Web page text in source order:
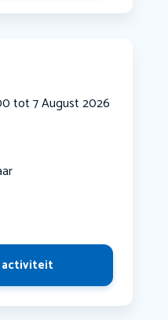
tot 7 August 2026
activiteit